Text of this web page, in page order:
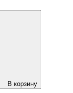
В корзину